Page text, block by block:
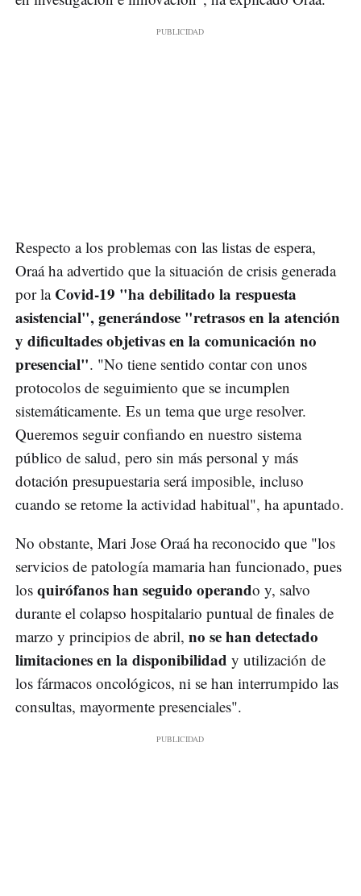
Respecto a los problemas con las listas de espera,
Oraá ha advertido que la situación de crisis generada
por la Covid-19 "ha debilitado la respuesta
asistencial", generándose "retrasos en la atención
y dificultades objetivas en la comunicación no
presencial". "No tiene sentido contar con unos
protocolos de seguimiento que se incumplen
sistemáticamente. Es un tema que urge resolver.
Queremos seguir confiando en nuestro sistema
público de salud, pero sin más personal y más
dotación presupuestaria será imposible, incluso
cuando se retome la actividad habitual", ha apuntado.
No obstante, Mari Jose Oraá ha reconocido que "los
servicios de patología mamaria han funcionado, pues
los quirófanos han seguido operando y, salvo
durante el colapso hospitalario puntual de finales de
marzo y principios de abril, no se han detectado
limitaciones en la disponibilidad y utilización de
los fármacos oncológicos, ni se han interrumpido las
consultas, mayormente presenciales".